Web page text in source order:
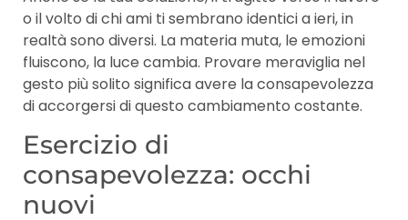
o il volto di chi ami ti sembrano identici a ieri, in
realtà sono diversi. La materia muta, le emozioni
fluiscono, la luce cambia. Provare meraviglia nel
gesto più solito significa avere la consapevolezza
di accorgersi di questo cambiamento costante.
Esercizio di
consapevolezza: occhi
nuovi